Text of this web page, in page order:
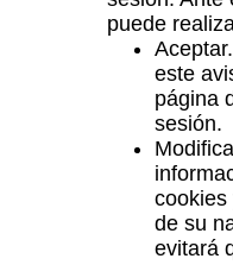
puede
este
página
sesión.
cookies
de su
evitará